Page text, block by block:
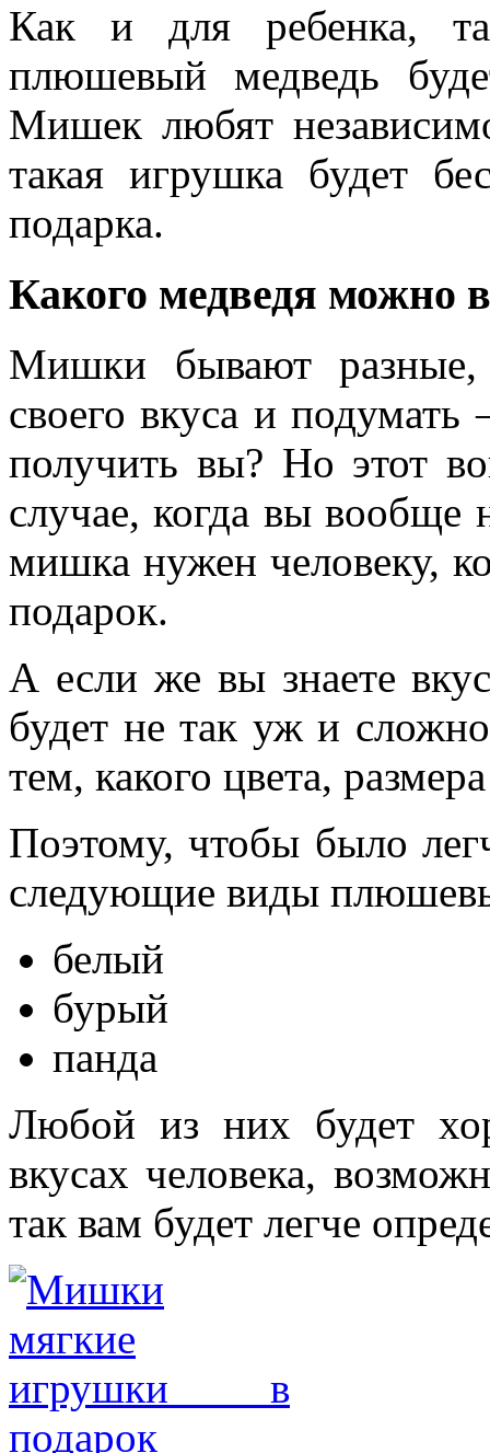
Как и для ребенка,
плюшевый медведь
Мишек любят
такая игрушка будет
подарка.
Какого медведя можно
Мишки бывают разные,
своего вкуса и
получить вы? Но этот
случае, когда вы вообще
мишка нужен человеку,
подарок.
А если же вы знаете
будет не так уж и
тем, какого цвета,
Поэтому, чтобы было
следующие виды
белый
бурый
панда
Любой из них будет
вкусах человека,
так вам будет легче